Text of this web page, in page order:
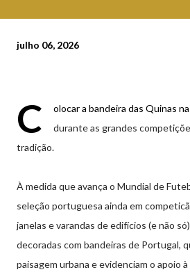
julho 06, 2026
C
olocar a bandeira das Quinas
durante as grandes
tradição.
À medida que avança o Mundial de
seleção portuguesa ainda em
janelas e varandas de edifícios (e não
decoradas com bandeiras de Portugal,
paisagem urbana e evidenciam o apoio